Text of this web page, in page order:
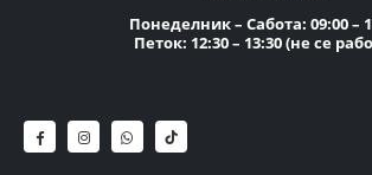
Понеделник – Сабота: 09:00 –
Петок: 12:30 – 13:30 (не се